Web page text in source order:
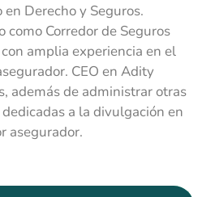
en Derecho y Seguros.
como Corredor de Seguros
amplia experiencia en el
CEO en Adity
además de administrar otras
a la divulgación en
asegurador.